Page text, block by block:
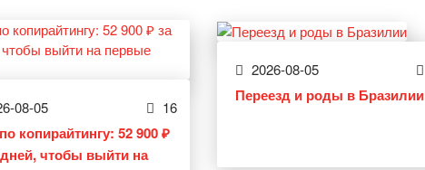
08-05 16
копирайтингу: 52 900 ₽
дней, чтобы выйти на
2026-08-05
Переезд и роды в Бразилии